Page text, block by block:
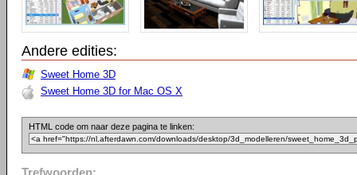
Andere edities:
Sweet Home 3D
Sweet Home 3D for Mac OS X
HTML code om naar deze pagina te linken:
Trefwoorden: